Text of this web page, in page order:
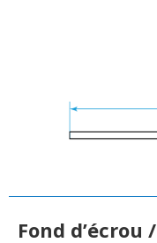
Fond d’écrou /